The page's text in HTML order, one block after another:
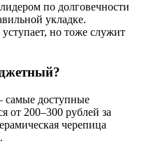
по долговечности
укладке.
но тоже служит
самые доступные
от 200–300 рублей за
черепица